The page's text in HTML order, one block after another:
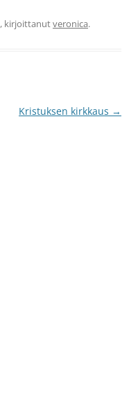
, kirjoittanutveronica.
Kristuksen kirkkaus →